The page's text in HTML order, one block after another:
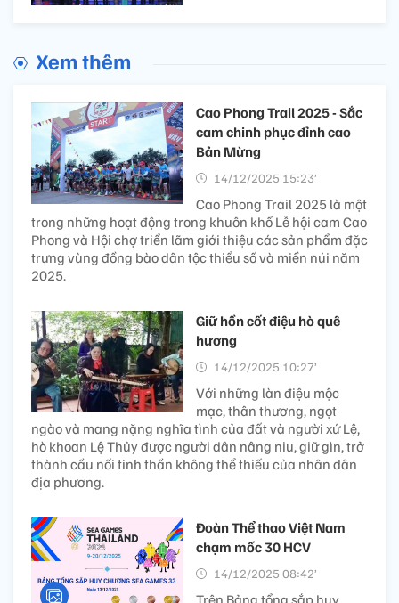
Xem thêm
Cao Phong Trail 2025 - Sắc
cam chinh phục đỉnh cao
Bản Mừng
14/12/2025 15:23’
Cao Phong Trail 2025 là một
trong những hoạt động trong khuôn khổ Lễ hội cam Cao
Phong và Hội chợ triển lãm giới thiệu các sản phẩm đặc
trưng vùng đồng bào dân tộc thiểu số và miền núi năm
2025.
Giữ hồn cốt điệu hò quê
hương
14/12/2025 10:27’
Với những làn điệu mộc
mạc, thân thương, ngọt
ngào và mang nặng nghĩa tình của đất và người xứ Lệ,
hò khoan Lệ Thủy được người dân nâng niu, giữ gìn, trở
thành cầu nối tinh thần không thể thiếu của nhân dân
địa phương.
Đoàn Thể thao Việt Nam
chạm mốc 30 HCV
14/12/2025 08:42’